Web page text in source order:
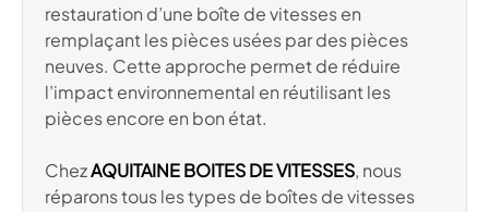
restauration d’une boîte de vitesses en
remplaçant les pièces usées par des pièces
neuves. Cette approche permet de réduire
l’impact environnemental en réutilisant les
pièces encore en bon état.
ChezAQUITAINE BOITES DE VITESSES, nous
réparons tous les types de boîtes de vitesses